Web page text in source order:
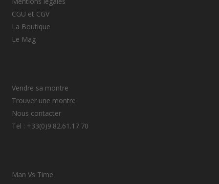
CGU et CGV
La Boutique
Le Mag
Vendre sa montre
Trouver une montre
Nous contacter
Tel : +33(0)9.82.61.17.70
Man Vs Time